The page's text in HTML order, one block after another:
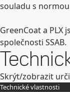
souladu s normou
GreenCoat a PLX
společnosti SSAB.
Skrýt/zobrazit
Technické vlastnosti